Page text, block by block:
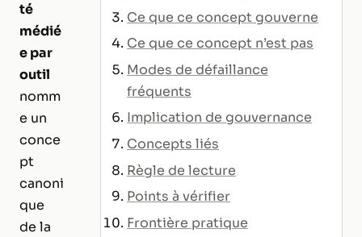
té
médié
e par
outil
nomm
e un
conce
pt
canoni
que
de la
Ce que ce concept gouverne
Ce que ce concept n’est pas
Modes de défaillance
fréquents
Implication de gouvernance
Concepts liés
Règle de lecture
Points à vérifier
Frontière pratique